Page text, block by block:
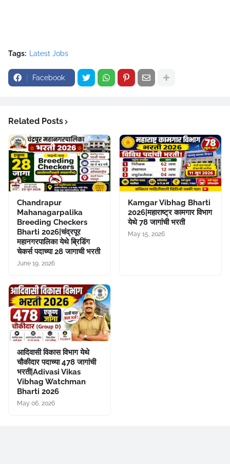
Tags: Latest Jobs
Facebook
Related Posts
Chandrapur
Mahanagarpalika
Breeding Checkers
Bharti 2026|चंद्रपूर
महानगरपालिका येथे ब्रिडिंग
चेकर्स पदाच्या 28 जागाची भरती
June 19, 2026
Kamgar Vibhag Bharti
2026|महाराष्ट्र कामगार विभाग
येथे 78 जागांची भरती
May 15, 2026
आदिवासी विकास विभाग येथे
चौकीदार पदाच्या 478 जागांची
भरती|Adivasi Vikas
Vibhag Watchman
Bharti 2026
May 06, 2026